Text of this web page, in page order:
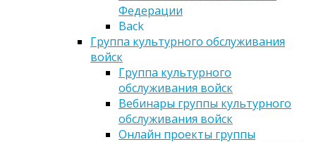
Федерации
Back
Группа культурного обслуживания
войск
Группа культурного
обслуживания войск
Вебинары группы культурного
обслуживания войск
Онлайн проекты группы